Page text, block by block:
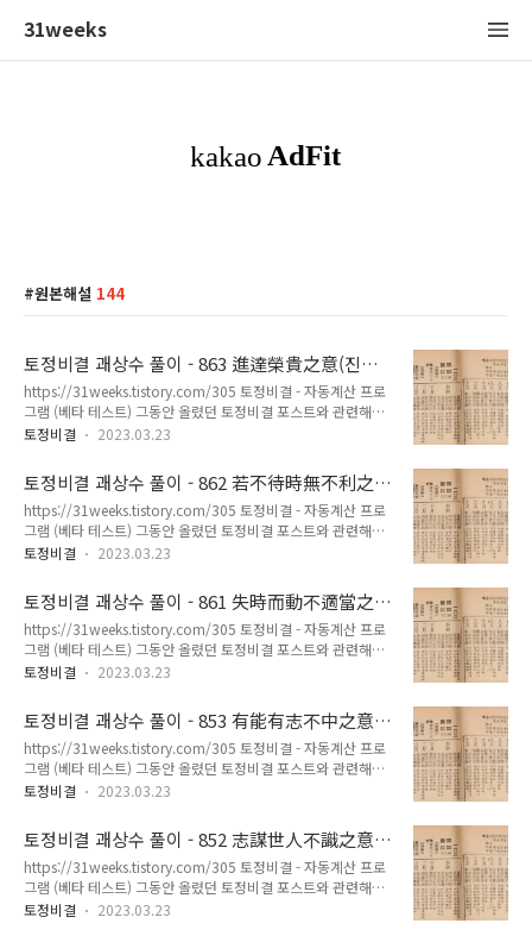
31weeks
원본해설 144
토정비결 괘상수 풀이 - 863 進達榮貴之意(진달
영귀지의)
https://31weeks.tistory.com/305 토정비결 - 자동계산 프로
그램 (베타 테스트) 그동안 올렸던 토정비결 포스트와 관련해서
좀 더 쉽게 토정비결을 볼 수 없을까 생각하다가 파이썬으로 자
이므로 불완전한 프 31weeks.com 863 進達榮貴之意(진달영
귀지의) - 토정비결 괘상수 원본해설 [ 한해 운수 ] 東風淡蕩 春
花富貴 – 동풍담탕 춘화부귀 掘地見金 絶代之功 – 굴지견금
절대지공 家運最吉 財祿陳陳 – 가운최길 재록진진 意外功名
名振四方 – 의외공명 명진사방 富貴兼全 人多仰視 – 부귀겸전
以臣遇君 – 보검입갑 이신우군 船涉重灘 外虛內實 – 선섭중탄
외허내실 名成利遂 賀..
토정비결 2023.03.23
토정비결 괘상수 풀이 - 862 若不待時無不利之
意(약불대시무불리지의)
https://31weeks.tistory.com/305 토정비결 - 자동계산 프로
그램 (베타 테스트) 그동안 올렸던 토정비결 포스트와 관련해서
좀 더 쉽게 토정비결을 볼 수 없을까 생각하다가 파이썬으로 자
이므로 불완전한 프 31weeks.com 862 若不待時無不利之意
(약불대시무불리지의) - 토정비결 괘상수 원본해설 [ 한해 운수 ]
一聲砲響 禽獸皆驚 – 일성포향 금수개경 先困後吉 年運奈何
– 선곤후길 년운나하 一喜一悲 口舌愼之 – 일희일비 구설신지
心無所定 有勞無功 – 심무소정 유로무공 若非橫財 一次虛驚
猛虎負岩 光明通泰 – 맹호부암 광명통태 粮裡乘舟 凶多吉少
– 랑리승주 흉다길소 ..
토정비결 2023.03.23
토정비결 괘상수 풀이 - 861 失時而動不適當之
意(실시이동부적당지의)
https://31weeks.tistory.com/305 토정비결 - 자동계산 프로
그램 (베타 테스트) 그동안 올렸던 토정비결 포스트와 관련해서
좀 더 쉽게 토정비결을 볼 수 없을까 생각하다가 파이썬으로 자
이므로 불완전한 프 31weeks.com 861 失時而動不適當之意
(실시이동부적당지의) - 토정비결 괘상수 원본해설 [ 한해 운수 ]
夕陽歸客 步步忙忙 – 석양귀객 보보망망 十年經營 眼前無成
– 십년경영 안전무성 出路失馬 何望遠行 – 출로실마 하망원행
先損後得 晩時財物 – 선손후득 만시재물 若非家憂 一次身病
三人同行 一人難信 – 삼인동행 일인난신 捉蟹放水 遂鷄望鬱
– 착해방수 수계망울 ..
토정비결 2023.03.23
토정비결 괘상수 풀이 - 853 有能有志不中之意
(유능유지부중지의)
https://31weeks.tistory.com/305 토정비결 - 자동계산 프로
그램 (베타 테스트) 그동안 올렸던 토정비결 포스트와 관련해서
좀 더 쉽게 토정비결을 볼 수 없을까 생각하다가 파이썬으로 자
이므로 불완전한 프 31weeks.com 853 有能有志不中之意(유
능유지부중지의) - 토정비결 괘상수 원본해설 [ 한해 운수 ] 入山
擒豪 生死難辨 – 입산금호 생사난변 日何不明 浮雲蓋月 – 일
하불명 부운개월 妄動不利 安靜則吉 – 망동불리 안정즉길 勿
貪分外 有損無益 – 물탐분외 유손무익 三春之數 勿參官事 –
토정비결 2023.03.23
토정비결 괘상수 풀이 - 852 志謀世人不識之意
(지모세인부식지의)
https://31weeks.tistory.com/305 토정비결 - 자동계산 프로
그램 (베타 테스트) 그동안 올렸던 토정비결 포스트와 관련해서
좀 더 쉽게 토정비결을 볼 수 없을까 생각하다가 파이썬으로 자
토정비결 2023.03.23